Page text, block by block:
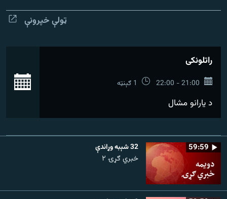
د ازادې اروپا راډیو ټولې ووبپاڼې
ټولې خپرونې
راتلونکی
21:00 - 22:00 1 ګېنټه
د یارانو مشال
59:59 32 شېبه وړاندې
خبري ګړۍ ۲